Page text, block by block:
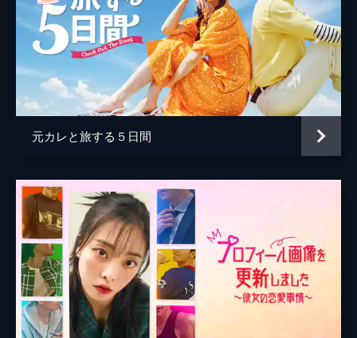
元カレと旅する５日間